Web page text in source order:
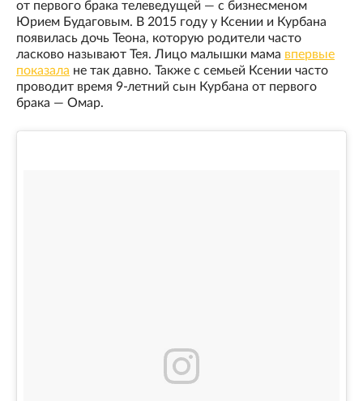
от первого брака телеведущей — с бизнесменом
Юрием Будаговым. В 2015 году у Ксении и Курбана
появилась дочь Теона, которую родители часто
ласково называют Тея. Лицо малышки мама впервые
показала не так давно. Также с семьей Ксении часто
проводит время 9-летний сын Курбана от первого
брака — Омар.